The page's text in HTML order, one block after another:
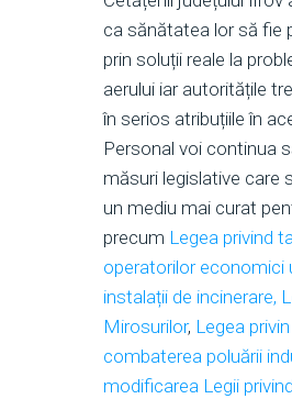
ca sănătatea lor să fie
prin soluții reale la
aerului iar autoritățile
în serios atribuțiile în
Personal voi continua
măsuri legislative care
un mediu mai curat
precum Legea privind
operatorilor economici
instalații de incinerare,
Mirosurilor, Legea privin
combaterea poluării
modificarea Legii